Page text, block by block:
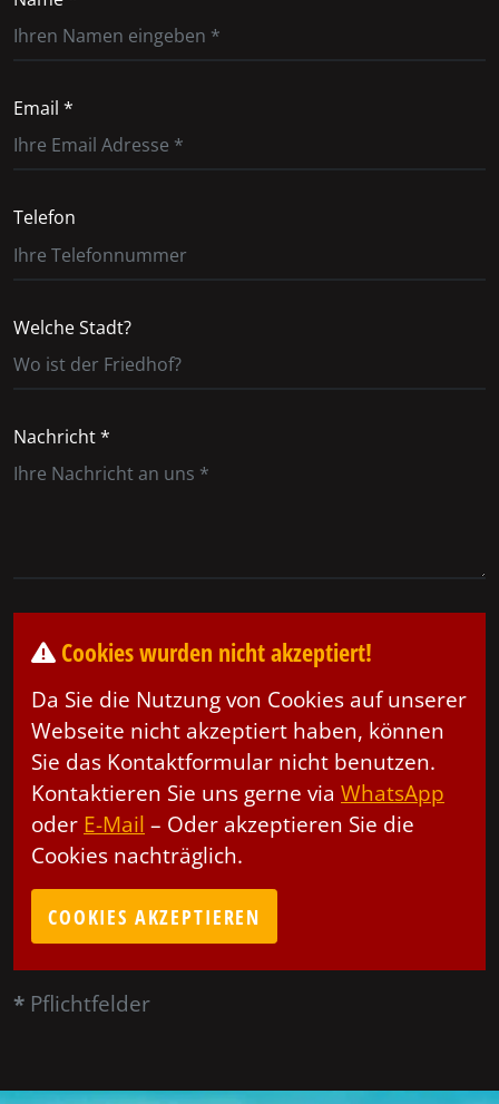
Email *
Telefon
Welche Stadt?
Nachricht *
Cookies wurden nicht akzeptiert!
Da Sie die Nutzung von Cookies auf unserer
Webseite nicht akzeptiert haben, können
Sie das Kontaktformular nicht benutzen.
Kontaktieren Sie uns gerne via WhatsApp
oder E-Mail – Oder akzeptieren Sie die
Cookies nachträglich.
COOKIES AKZEPTIEREN
* Pflichtfelder